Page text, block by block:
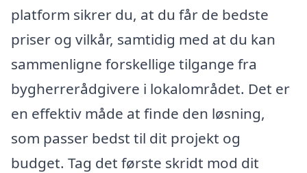
platform sikrer du, at du får de bedste
priser og vilkår, samtidig med at du kan
sammenligne forskellige tilgange fra
bygherrerådgivere i lokalområdet. Det er
en effektiv måde at finde den løsning,
som passer bedst til dit projekt og
budget. Tag det første skridt mod dit